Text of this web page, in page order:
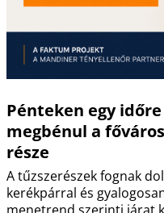
Pénteken egy időre
megbénul a
része
A tűzszerészek fognak
kerékpárral és